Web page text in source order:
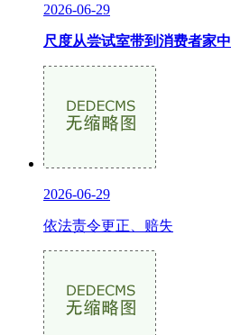
2026-06-29
尺度从尝试室带到消费者家中
2026-06-29
依法责令更正、赔失